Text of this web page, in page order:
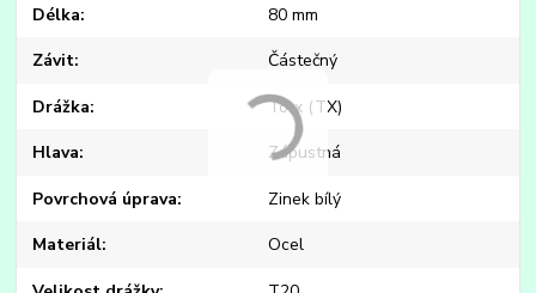
Délka 80 mm
Závit Částečný
Drážka Torx (TX)
Hlava Zápustná
Povrchová úprava Zinek bílý
Materiál Ocel